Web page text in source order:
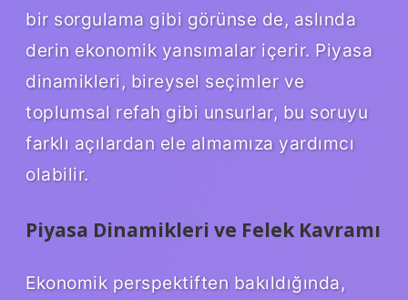
bir sorgulama gibi görünse de, aslında
derin ekonomik yansımalar içerir. Piyasa
dinamikleri, bireysel seçimler ve
toplumsal refah gibi unsurlar, bu soruyu
farklı açılardan ele almamıza yardımcı
olabilir.
Piyasa Dinamikleri ve Felek Kavramı
Ekonomik perspektiften bakıldığında,